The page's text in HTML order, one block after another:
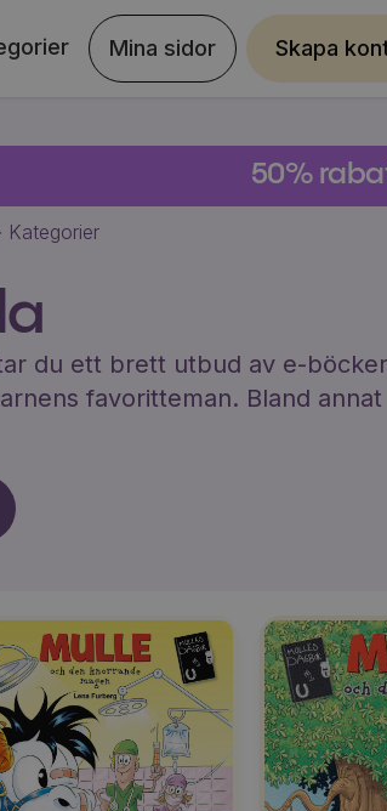
Mina sidor Skapa
50%
Kategorier
du ett brett utbud av e-
favoritteman. Bland annat